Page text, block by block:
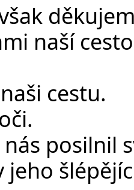
naší
cestu.
nás posilnil
jeho